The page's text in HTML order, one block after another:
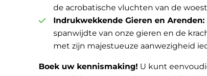
de acrobatische vluchten van de
Indrukwekkende Gieren en Arenden:
spanwijdte van onze gieren en de
met zijn majestueuze aanwezigheid
Boek uw kennismaking! U kunt